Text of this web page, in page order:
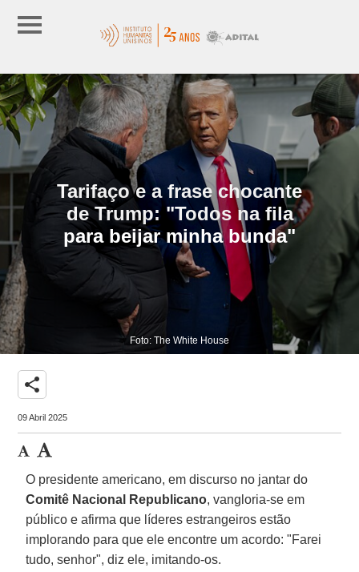
Tarifaço e a frase chocante
de Trump: "Todos na fila
para beijar minha bunda"
Foto: The White House
share
09 Abril 2025
O presidente americano, em discurso no jantar do
Comitê Nacional
Republicano, vangloria-se em
público e afirma que líderes estrangeiros estão
implorando para que ele encontre um acordo: "Farei
tudo, senhor", diz ele, imitando-os.